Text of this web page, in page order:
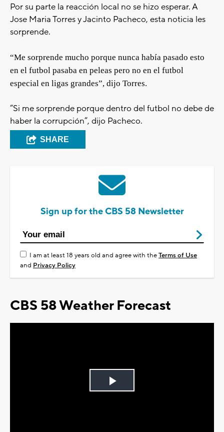
Por su parte la reacción local no se hizo esperar. A
Jose Maria Torres y Jacinto Pacheco, esta noticia les
sorprende.
“Me sorprende mucho porque nunca había pasado esto
en el futbol pasaba en peleas pero no en el futbol
especial en ligas grandes”, dijo Torres.
“Si me sorprende porque dentro del futbol no debe de
haber la corrupción”, dijo Pacheco.
SHARE
Sign up for the CBS 58 Newsletter
I am at least 18 years old and agree with theTerms of Use
and Privacy Policy
CBS 58 Weather Forecast
Play